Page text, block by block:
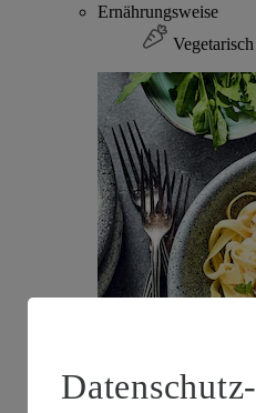
Ernährungsweise
Vegetarisch
Datenschutz-